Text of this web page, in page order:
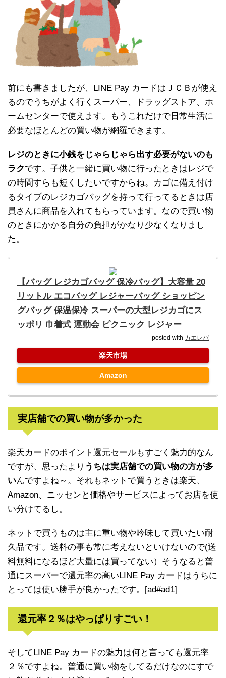
前にも書きましたが、LINE Pay カードはＪＣＢが使え
るのでうちがよく行くスーパー、ドラッグストア、ホ
ームセンターで使えます。もうこれだけで日常生活に
必要なほとんどの買い物が網羅できます。
レジのときに小銭をじゃらじゃら出す必要がないのも
ラクです。子供と一緒に買い物に行ったときはレジで
の時間すらも短くしたいですからね。カゴに備え付け
るタイプのレジカゴバッグを持って行ってるときは店
員さんに商品を入れてもらっています。なので買い物
のときにかかる自分の負担がかなり少なくなりまし
た。
【バッグ レジカゴバッグ 保冷バッグ】大容量 20
リットル エコバッグ レジャーバッグ ショッピン
グバッグ 保温保冷 スーパーの大型レジカゴにス
ッポリ 巾着式 運動会 ピクニック レジャー
posted with カエレバ
楽天市場
Amazon
実店舗での買い物が多かった
楽天カードのポイント還元セールもすごく魅力的なん
ですが、思ったより うちは実店舗での買い物の方が多
いんですよね～。それもネットで買うときは楽天、
Amazon、ニッセンと価格やサービスによってお店を使
い分けてるし。
ネットで買うものは主に重い物や吟味して買いたい耐
久品です。送料の事も常に考えないといけないので(送
料無料になるほど大量には買ってない）そうなると普
通にスーパーで還元率の高いLINE Pay カードはうちに
とっては使い勝手が良かったです。[ad#ad1]
還元率２％はやっぱりすごい！
そしてLINE Pay カードの魅力は何と言っても還元率
２％ですよね。普通に買い物をしてるだけなのにすで